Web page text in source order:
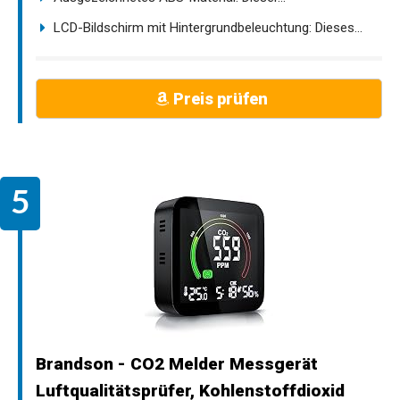
LCD-Bildschirm mit Hintergrundbeleuchtung: Dieses...
Preis prüfen
Brandson - CO2 Melder Messgerät
Luftqualitätsprüfer, Kohlenstoffdioxid